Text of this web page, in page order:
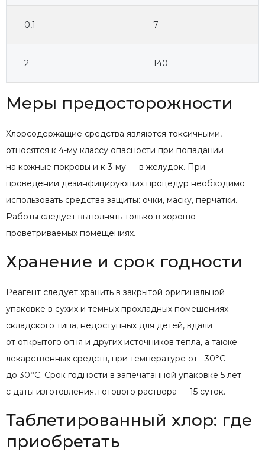
0,1 7
2 140
Меры предосторожности
Хлорсодержащие средства являются токсичными,
относятся к 4-му классу опасности при попадании
на кожные покровы и к 3-му — в желудок. При
проведении дезинфицирующих процедур необходимо
использовать средства защиты: очки, маску, перчатки.
Работы следует выполнять только в хорошо
проветриваемых помещениях.
Хранение и срок годности
Реагент следует хранить в закрытой оригинальной
упаковке в сухих и темных прохладных помещениях
складского типа, недоступных для детей, вдали
от открытого огня и других источников тепла, а также
лекарственных средств, при температуре от −30°С
до 30°С. Срок годности в запечатанной упаковке 5 лет
с даты изготовления, готового раствора — 15 суток.
Таблетированный хлор: где
приобретать